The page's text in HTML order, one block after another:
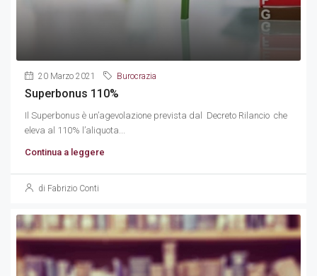
20 Marzo 2021 Burocrazia
Superbonus 110%
Il Superbonus è un’agevolazione prevista dal Decreto Rilancio che
eleva al 110% l’aliquota...
Continua a leggere
di Fabrizio Conti